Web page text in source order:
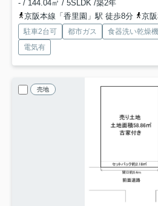
- / 144.04㎡ / 5SLDK /築2年
京阪本線「香里園」駅 徒歩8分
京阪
駐車2台可 都市ガス 食器洗い乾燥機
電気有
売地